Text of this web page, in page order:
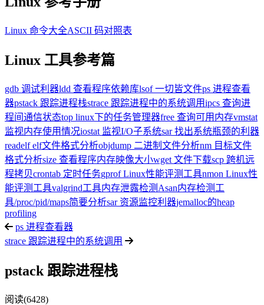
Linux 命令大全ASCII 码对照表
Linux 工具参考篇
gdb 调试利器ldd 查看程序依赖库lsof 一切皆文件ps 进程查看
器pstack 跟踪进程栈strace 跟踪进程中的系统调用ipcs 查询进
程间通信状态top linux下的任务管理器free 查询可用内存vmstat
监视内存使用情况iostat 监视I/O子系统sar 找出系统瓶颈的利器
readelf elf文件格式分析objdump 二进制文件分析nm 目标文件
格式分析size 查看程序内存映像大小wget 文件下载scp 跨机远
程拷贝crontab 定时任务gprof Linux性能评测工具nmon Linux性
能评测工具valgrind工具内存泄露检测 Asan内存检测工
具/proc/pid/maps简要分析sar 资源监控利器jemalloc的heap
profiling
ps 进程查看器
strace 跟踪进程中的系统调用
pstack 跟踪进程栈
阅读(6428)